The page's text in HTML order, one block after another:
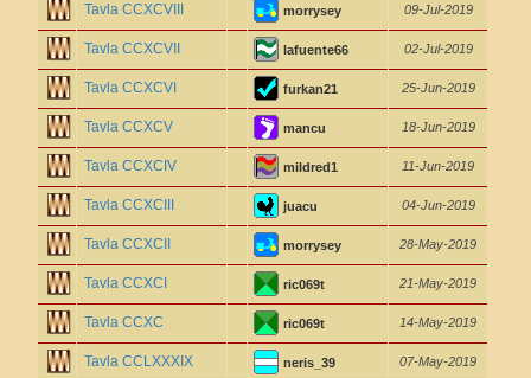
Tavla CCXCVIII morrysey 09-Jul-2019
Tavla CCXCVII lafuente66 02-Jul-2019
Tavla CCXCVI furkan21 25-Jun-2019
Tavla CCXCV mancu 18-Jun-2019
Tavla CCXCIV mildred1 11-Jun-2019
Tavla CCXCIII juacu 04-Jun-2019
Tavla CCXCII morrysey 28-May-2019
Tavla CCXCI ric069t 21-May-2019
Tavla CCXC ric069t 14-May-2019
Tavla CCLXXXIX neris_39 07-May-2019